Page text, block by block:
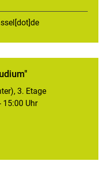
3. Etage
15:00 Uhr